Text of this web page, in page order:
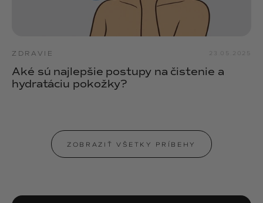
ZDRAVIE 23.05.2025
Aké sú najlepšie postupy na čistenie a
hydratáciu pokožky?
ZOBRAZIŤ VŠETKY PRÍBEHY